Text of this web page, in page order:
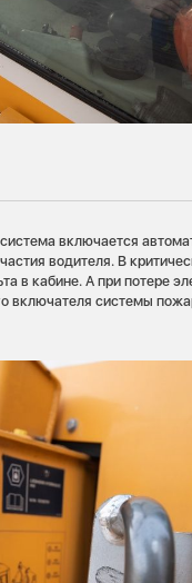
включается
водителя. В
в кабине. А при потере
включателя системы